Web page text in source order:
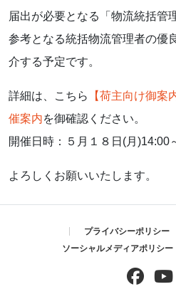
届出が必要となる「物流統括管
参考となる統括物流管理者の優
介する予定です。
詳細は、こちら
【荷主向け御案
催案内を御確認ください。
開催日時：５月１８日(月)14:00
よろしくお願いいたします。
プライバシーポリシー
ソーシャルメディアポリシー